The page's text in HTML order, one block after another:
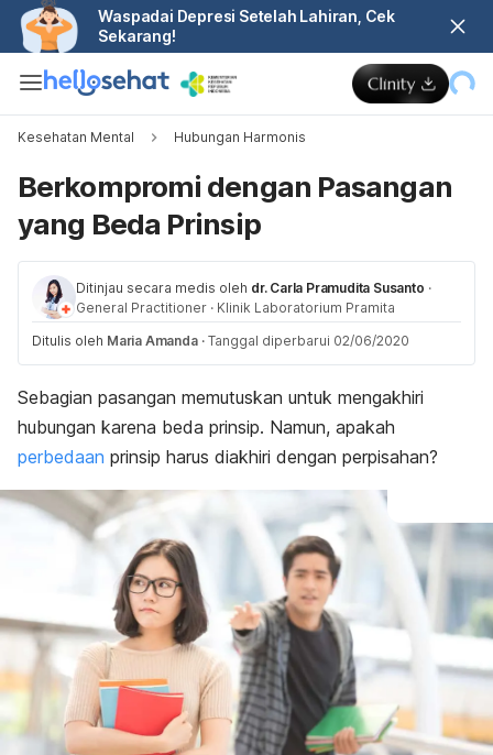
Waspadai Depresi Setelah Lahiran, Cek
Sekarang!
Kesehatan Mental Hubungan Harmonis
Berkompromi dengan Pasangan
yang Beda Prinsip
Ditinjau secara medis oleh dr. Carla Pramudita Susanto ·
General Practitioner · Klinik Laboratorium Pramita
Ditulis oleh Maria Amanda · Tanggal diperbarui 02/06/2020
Sebagian pasangan memutuskan untuk mengakhiri
hubungan karena beda prinsip. Namun, apakah
perbedaan prinsip harus diakhiri dengan perpisahan?